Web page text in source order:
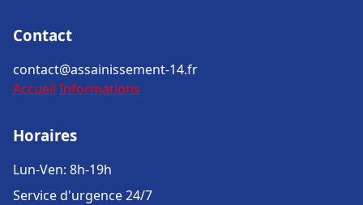
Contact
contact@assainissement-14.fr
Accueil Informations
Horaires
Lun-Ven: 8h-19h
Service d'urgence 24/7